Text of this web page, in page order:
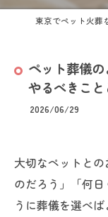
ペット葬儀
やるべきこ
2026/06/29
大切なペットと
のだろう」「何
うに葬儀を選べ